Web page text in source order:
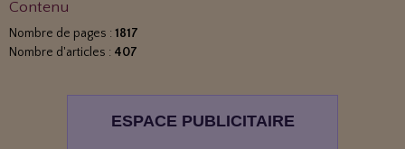
Contenu
Nombre de pages : 1817
Nombre d'articles : 407
ESPACE PUBLICITAIRE